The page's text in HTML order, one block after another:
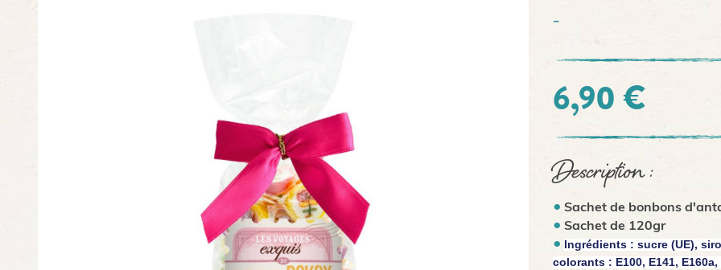
-
6,90 €
Description :
Sachet de bonbons
Sachet de 120gr
Ingrédients : sucre (UE),
colorants : E100, E141, E160a,